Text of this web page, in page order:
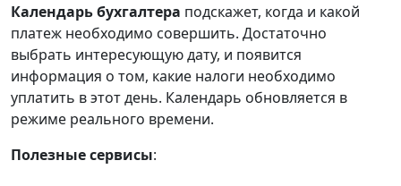
Календарьбухгалтера подскажет, когда и какой
платеж необходимо совершить. Достаточно
выбрать интересующую дату, и появится
информация о том, какие налоги необходимо
уплатить в этот день. Календарь обновляется в
режиме реального времени.
Полезные сервисы: